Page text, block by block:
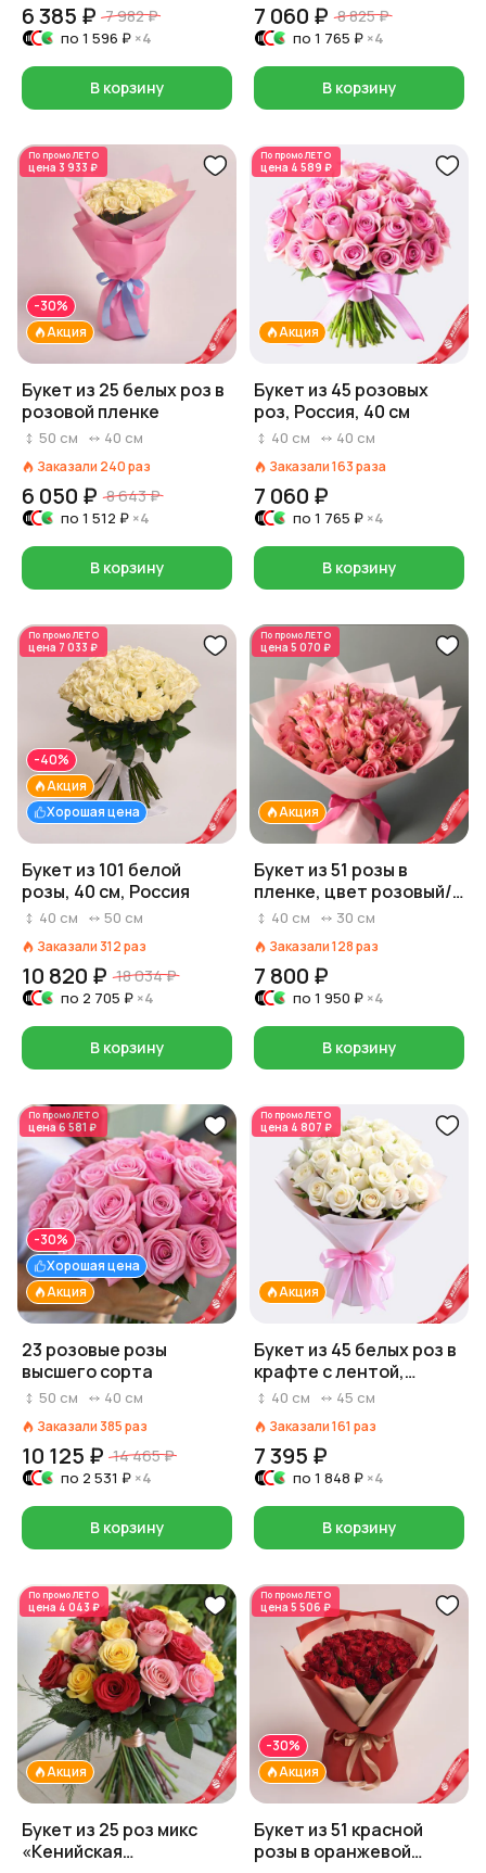
6 385 ₽ 7 982 ₽
по 1 596 ₽ ×4
В корзину
7 060 ₽ 8 825 ₽
по 1 765 ₽ ×4
В корзину
По промоЛЕТО
цена 3 933 ₽
Акция
-30%
Букет из 25 белых роз в
розовой пленке
50 см 40 см
Заказали 240раз
6 050 ₽ 8 643 ₽
по 1 512 ₽ ×4
В корзину
По промоЛЕТО
цена 4 589 ₽
Акция
Букет из 45 розовых
роз, Россия, 40 см
40 см 40 см
Заказали163раза
7 060 ₽
по 1 765 ₽ ×4
В корзину
По промоЛЕТО
цена 7 033 ₽
Хорошая цена
Акция
-40%
Букет из 101 белой
розы, 40 см, Россия
40 см 50 см
Заказали 312раз
10 820 ₽ 18 034 ₽
по 2 705 ₽ ×4
В корзину
По промоЛЕТО
цена 5 070 ₽
Акция
Букет из 51 розы в
пленке, цвет розовый/
белый/красный на
40 см 30 см
Заказали128раз
7 800 ₽
по 1 950 ₽ ×4
В корзину
По промоЛЕТО
цена6 581 ₽
Акция
Хорошая цена
-30%
23 розовые розы
высшего сорта
50 см 40 см
Заказали 385раз
10 125 ₽ 14 465 ₽
по 2 531 ₽ ×4
В корзину
По промоЛЕТО
цена 4 807 ₽
Акция
Букет из 45 белых роз в
крафте с лентой,
Россия, 40 см
40 см 45 см
Заказали161 раз
7 395 ₽
по 1 848 ₽ ×4
В корзину
По промоЛЕТО
цена 4 043 ₽
Акция
Букет из 25 роз микс
«Кенийская
По промоЛЕТО
цена 5 506 ₽
Акция
-30%
Букет из 51 красной
розы в оранжевой